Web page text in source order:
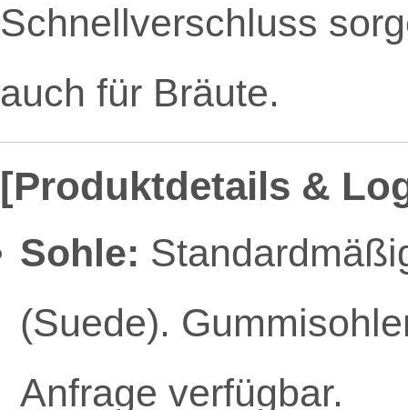
Schnellverschluss
auch für Bräute.
[Produktdetails &
Sohle:
(Suede).
Anfrage verfügbar.